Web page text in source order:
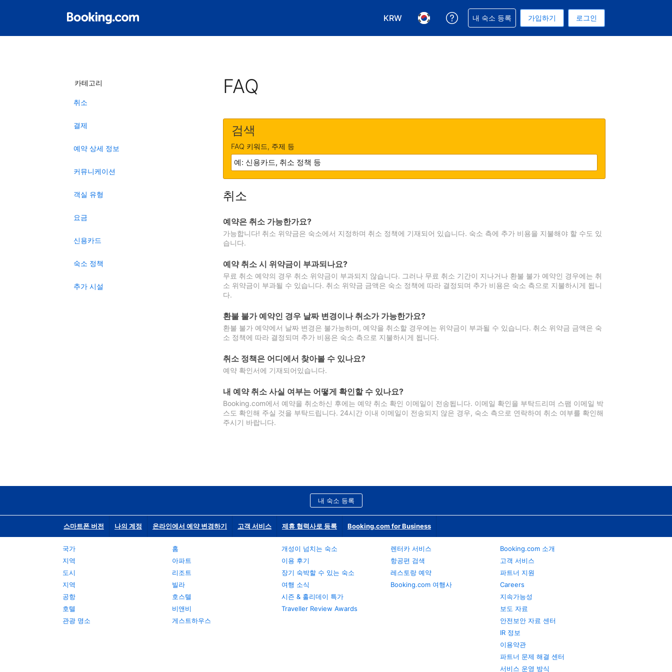
KRW
통화 선택. 현재 선택된 통화는 대한민국 원입니다
언어 선택. 현재 선택된 언어는 한국어입니다
예약과 관련해 도움을 받으실 수 있습니다
내 숙소 등록 가입하기 로그인
카테고리
취소
결제
예약 상세 정보
커뮤니케이션
객실 유형
요금
신용카드
숙소 정책
추가 시설
FAQ
검색
FAQ 키워드, 주제 등
취소
예약은 취소 가능한가요?
가능합니다! 취소 위약금은 숙소에서 지정하며 취소 정책에 기재되어 있습니다. 숙소 측에 추가 비용을 지불해야 할 수도 있
습니다.
예약 취소 시 위약금이 부과되나요?
무료 취소 예약의 경우 취소 위약금이 부과되지 않습니다. 그러나 무료 취소 기간이 지나거나 환불 불가 예약인 경우에는 취
소 위약금이 부과될 수 있습니다. 취소 위약금 금액은 숙소 정책에 따라 결정되며 추가 비용은 숙소 측으로 지불하시게 됩니
다.
환불 불가 예약인 경우 날짜 변경이나 취소가 가능한가요?
환불 불가 예약에서 날짜 변경은 불가능하며, 예약을 취소할 경우에는 위약금이 부과될 수 있습니다. 취소 위약금 금액은 숙
소 정책에 따라 결정되며 추가 비용은 숙소 측으로 지불하시게 됩니다.
취소 정책은 어디에서 찾아볼 수 있나요?
예약 확인서에 기재되어있습니다.
내 예약 취소 사실 여부는 어떻게 확인할 수 있나요?
Booking.com에서 예약을 취소하신 후에는 예약 취소 확인 이메일이 전송됩니다. 이메일 확인을 부탁드리며 스팸 이메일 박
스도 확인해 주실 것을 부탁드립니다. 24시간 이내 이메일이 전송되지 않은 경우, 숙소 측으로 연락하여 취소 여부를 확인해
주시기 바랍니다.
내 숙소 등록
스마트폰 버전 나의 계정 온라인에서 예약 변경하기 고객 서비스 제휴 협력사로 등록 Booking.com for Business
국가
지역
도시
지역
공항
호텔
관광 명소
홈
아파트
리조트
빌라
호스텔
비앤비
게스트하우스
개성이 넘치는 숙소
이용 후기
장기 숙박할 수 있는 숙소
여행 소식
시즌 & 홀리데이 특가
Traveller Review Awards
렌터카 서비스
항공편 검색
레스토랑 예약
Booking.com 여행사
Booking.com 소개
고객 서비스
파트너 지원
Careers
지속가능성
보도 자료
안전보안 자료 센터
IR 정보
이용약관
파트너 문제 해결 센터
서비스 운영 방식